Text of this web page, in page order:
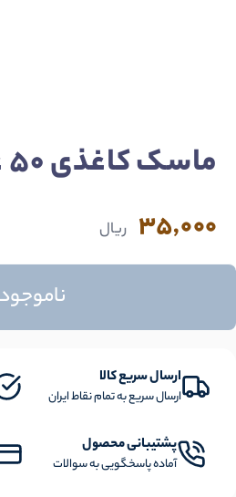
ماسک کاغذی 50 عددی
35,000 ریال
ناموجود
ارسال سریع کالا
ارسال سریع به تمام نقاط ایران
پشتیبانی محصول
آماده پاسخگویی به سوالات